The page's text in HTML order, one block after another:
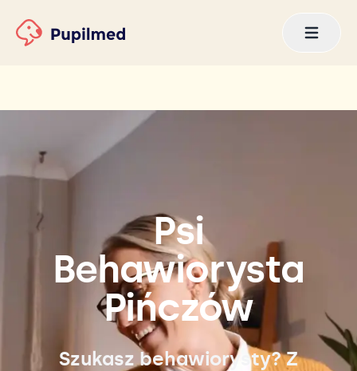
Psi
Behawiorysta
Pińczów
Szukasz behawiorysty? Z